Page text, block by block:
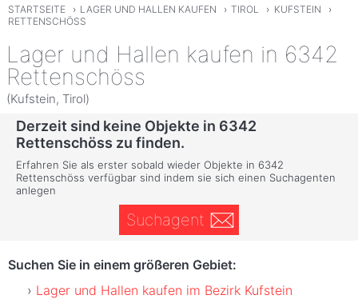
STARTSEITE › LAGER UND HALLEN KAUFEN › TIROL › KUFSTEIN
›
RETTENSCHÖSS
Lager und Hallen kaufen in 6342
Rettenschöss
(Kufstein, Tirol)
Derzeit sind keine Objekte in 6342
Rettenschöss zu finden.
Erfahren Sie als erster sobald wieder Objekte in 6342
Rettenschöss verfügbar sind indem sie sich einen Suchagenten
anlegen
Suchagent
Suchen Sie in einem größeren Gebiet:
Lager und Hallen kaufen im Bezirk Kufstein